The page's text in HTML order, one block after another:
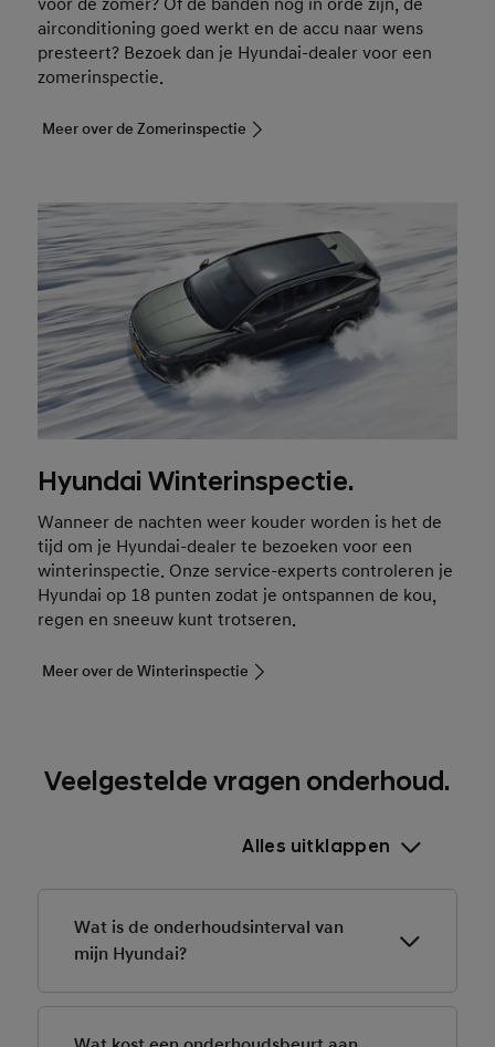
airconditioning goed werkt en de accu naar wens
presteert? Bezoek dan je Hyundai-dealer voor een
zomerinspectie.
Meer over de Zomerinspectie
Hyundai Winterinspectie.
Wanneer de nachten weer kouder worden is het de
tijd om je Hyundai-dealer te bezoeken voor een
winterinspectie. Onze service-experts controleren je
Hyundai op 18 punten zodat je ontspannen de kou,
regen en sneeuw kunt trotseren.
Meer over de Winterinspectie
Veelgestelde vragen onderhoud.
Alles uitklappen
Wat is de onderhoudsinterval van
mijn Hyundai?
van het type, het bouwjaar en het gebruik. De juiste